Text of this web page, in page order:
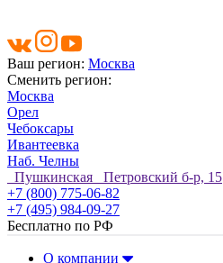
Ваш регион: Москва
Сменить регион:
Москва
Орел
Чебоксары
Ивантеевка
Наб. Челны
Пушкинская Петровский б-р, 15
+7 (800) 775-06-82
+7 (495) 984-09-27
Бесплатно по РФ
О компании